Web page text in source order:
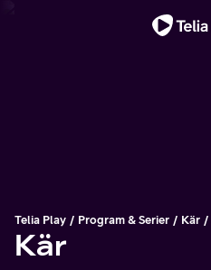
Telia Play Program & Serier Kär
Kär